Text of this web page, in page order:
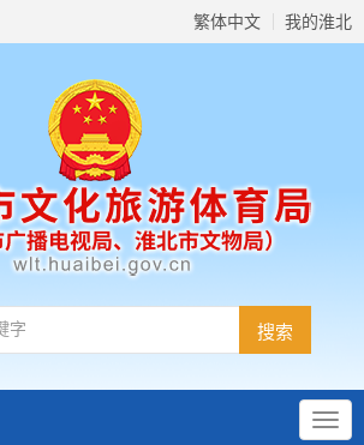
繁体中文 我的淮北